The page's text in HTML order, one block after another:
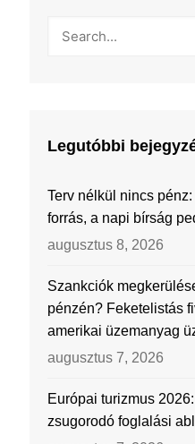
Legutóbbi
Terv nélkül nincs
forrás, a napi bírság
augusztus 8, 2026
Szankciók
pénzén? Feketelistás
amerikai üzemanyag
augusztus 7, 2026
Európai turizmus
zsugorodó foglalási